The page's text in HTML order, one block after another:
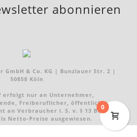
abonnieren
& Co. KG | Bunzlauer Str. 2 |
50858 Köln
erfolgt nur an Unternehmer,
Freiberuflicher, öffentliche
Verbraucher i. S. v. § 13 BGB. Alle
Netto-Preise ausgewiesen.
0